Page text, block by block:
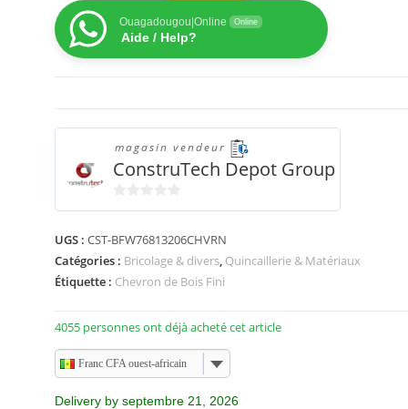
Ouagadougou|Online Online
Aide / Help?
magasin vendeur
ConstruTech Depot Group
u
r
5
UGS : CST-BFW76813206CHVRN
Catégories : Bricolage & divers, Quincaillerie & Matériaux
Étiquette : Chevron de Bois Fini
4055 personnes ont déjà acheté cet article
Franc CFA ouest-africain
Delivery by septembre 21, 2026